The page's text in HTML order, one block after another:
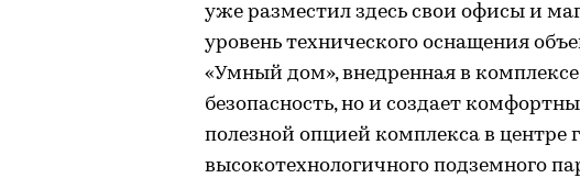
уже разместил здесь свои офисы и
уровень технического оснащения
«Умный дом», внедренная в
безопасность, но и создает
полезной опцией комплекса в центре
высокотехнологичного подземного